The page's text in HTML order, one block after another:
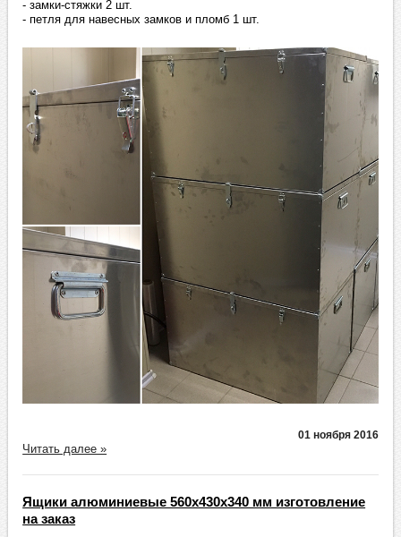
- замки-стяжки 2 шт.
- петля для навесных замков и пломб 1 шт.
01 ноября 2016
Читать далее »
Ящики алюминиевые 560х430х340 мм изготовление
на заказ